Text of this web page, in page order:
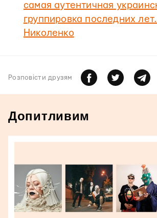
самая аутентичная
группировка последних
Николенко
Розповiсти друзям
Допитливим